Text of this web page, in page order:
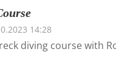
14:28
diving course with